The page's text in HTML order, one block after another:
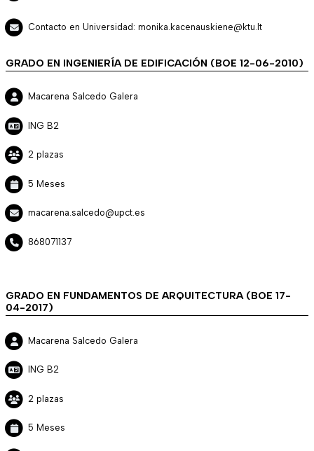
Contacto en Universidad: monika.kacenauskiene@ktu.lt
GRADO EN INGENIERÍA DE EDIFICACIÓN (BOE 12-06-2010)
Macarena Salcedo Galera
ING B2
2 plazas
5 Meses
macarena.salcedo@upct.es
868071137
GRADO EN FUNDAMENTOS DE ARQUITECTURA (BOE 17-
04-2017)
Macarena Salcedo Galera
ING B2
2 plazas
5 Meses